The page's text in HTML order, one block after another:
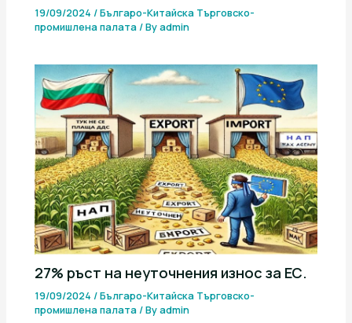
19/09/2024/Българо-Китайска Търговско-
промишлена палaта/ Byadmin
27% ръст на неуточнения износ за ЕС.
19/09/2024/Българо-Китайска Търговско-
промишлена палaта/ Byadmin